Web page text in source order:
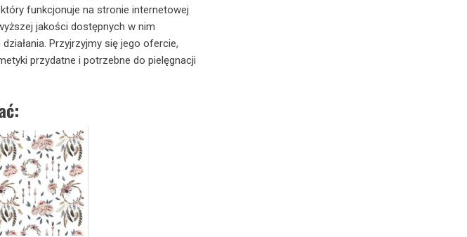
funkcjonuje na stronie internetowej
jakości dostępnych w nim
Przyjrzyjmy się jego ofercie,
przydatne i potrzebne do pielęgnacji